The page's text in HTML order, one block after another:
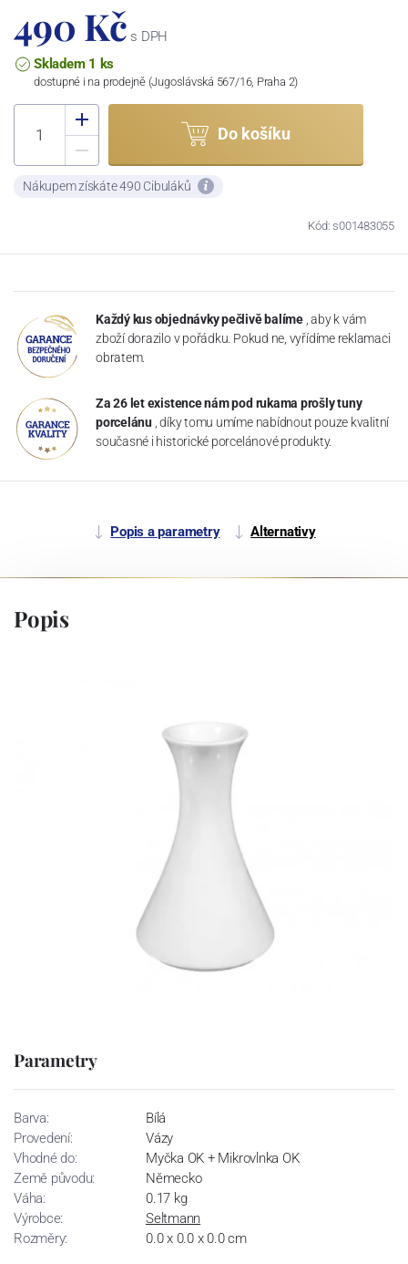
490 Kč s DPH
Skladem 1 ks
dostupné i na prodejně (Jugoslávská 567/16, Praha 2)
Do košíku
Nákupem získáte 490 Cibuláků
Kód: s001483055
Každý kus objednávky pečlivě balíme , aby k vám
zboží dorazilo v pořádku. Pokud ne, vyřídíme reklamaci
obratem.
Za 26 let existence nám pod rukama prošly tuny
porcelánu , díky tomu umíme nabídnout pouze kvalitní
současné i historické porcelánové produkty.
Popis a parametry Alternativy
Popis
Parametry
Barva:
Bílá
Provedení:
Vázy
Vhodné do:
Myčka OK + Mikrovlnka OK
Země původu:
Německo
Váha:
0.17 kg
Výrobce:
Seltmann
Rozměry:
0.0 x 0.0 x 0.0 cm